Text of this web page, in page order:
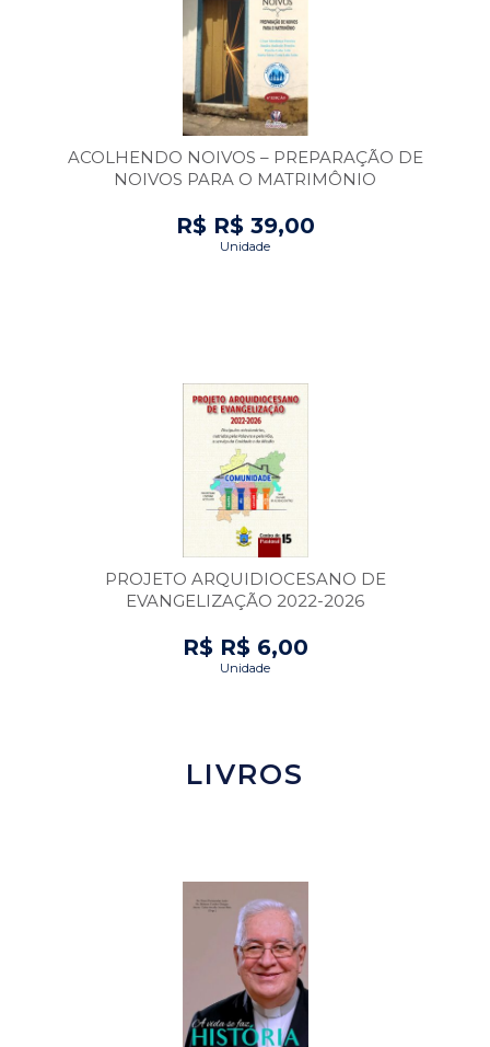
ACOLHENDO NOIVOS – PREPARAÇÃO DE
NOIVOS PARA O MATRIMÔNIO
R$ R$ 39,00
Unidade
PROJETO ARQUIDIOCESANO DE
EVANGELIZAÇÃO 2022-2026
R$ R$ 6,00
Unidade
LIVROS